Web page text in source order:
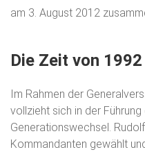
am 3. August 2012
Die Zeit von
Im Rahmen der
vollzieht sich in der
Generationswechsel.
Kommandanten gewählt